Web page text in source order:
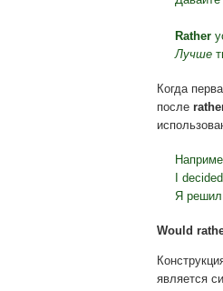
Rather
Лучше
Когда
после
I
Я решил
Would
является